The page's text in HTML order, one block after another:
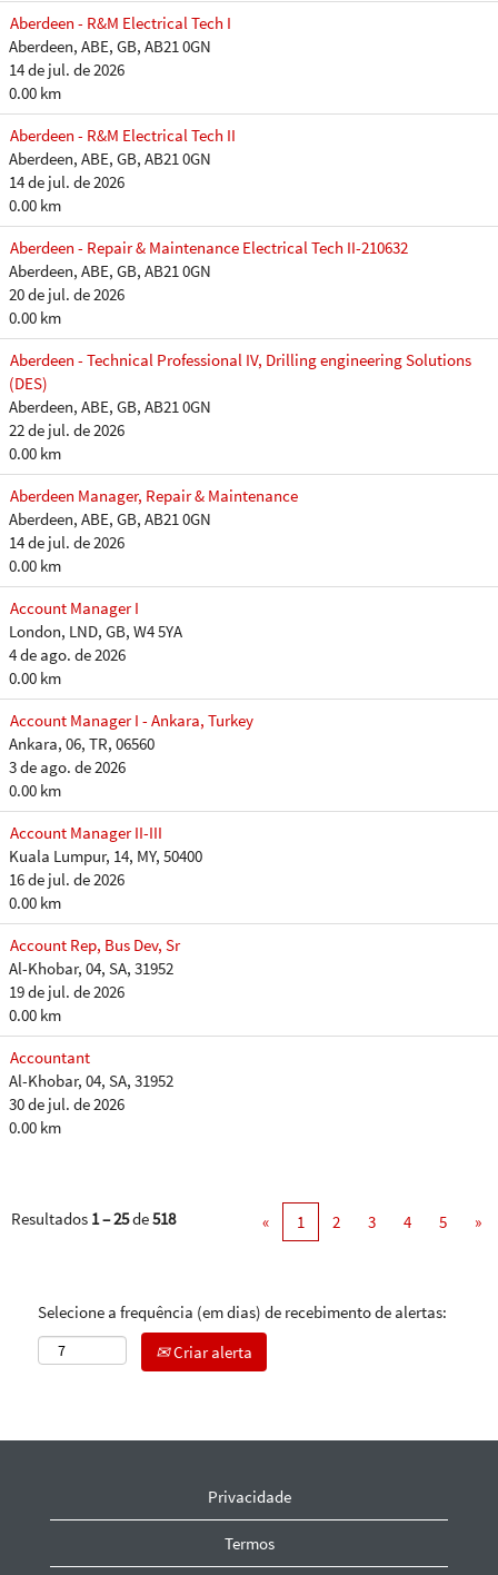
Aberdeen - R&M Electrical Tech I
Aberdeen, ABE, GB, AB21 0GN
14 de jul. de 2026
0.00 km
Aberdeen - R&M Electrical Tech II
Aberdeen, ABE, GB, AB21 0GN
14 de jul. de 2026
0.00 km
Aberdeen - Repair & Maintenance Electrical Tech II-210632
Aberdeen, ABE, GB, AB21 0GN
20 de jul. de 2026
0.00 km
Aberdeen - Technical Professional IV, Drilling engineering Solutions
(DES)
Aberdeen, ABE, GB, AB21 0GN
22 de jul. de 2026
0.00 km
Aberdeen Manager, Repair & Maintenance
Aberdeen, ABE, GB, AB21 0GN
14 de jul. de 2026
0.00 km
Account Manager I
London, LND, GB, W4 5YA
4 de ago. de 2026
0.00 km
Account Manager I - Ankara, Turkey
Ankara, 06, TR, 06560
3 de ago. de 2026
0.00 km
Account Manager II-III
Kuala Lumpur, 14, MY, 50400
16 de jul. de 2026
0.00 km
Account Rep, Bus Dev, Sr
Al-Khobar, 04, SA, 31952
19 de jul. de 2026
0.00 km
Accountant
Al-Khobar, 04, SA, 31952
30 de jul. de 2026
0.00 km
Resultados 1 – 25de518 « 1 2 3 4 5 »
Selecione a frequência (em dias) de recebimento de alertas:
Criar alerta
Privacidade
Termos